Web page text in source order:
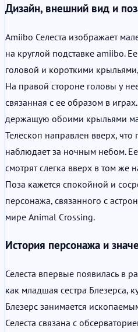
Дизайн, внешний вид и
Amiibo Селеста изображает
на круглой подставке amiibo.
головой и короткими
На правой стороне головы у
связанная с ее образом в
держащую обоими крыльями
Телескоп направлен вверх, что
наблюдает за ночным небом.
смотрят слегка вверх в том же
Поза кажется спокойной и
персонажа, связанного с
мире Animal Crossing.
История персонажа и
Селеста впервые появилась в
как младшая сестра Блезерса,
Блезерс занимается
Селеста связана с